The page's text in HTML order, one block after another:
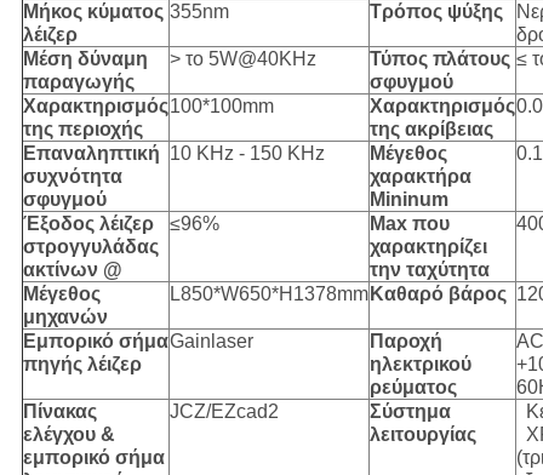
Μήκος κύματος
λέιζερ
355nm Τρόπος ψύξης
Μέση δύναμη
παραγωγής
> το 5W@40KHz
Τύπος πλάτους
σφυγμού
≤
Χαρακτηρισμός
της περιοχής
100*100mm
Χαρακτηρισμός
της ακρίβειας
Επαναληπτική
συχνότητα
σφυγμού
10 KHz - 150 KHz
Μέγεθος
χαρακτήρα
Mininum
Έξοδος λέιζερ
στρογγυλάδας
ακτίνων @
≤96%
Max που
χαρακτηρίζει
την ταχύτητα
Μέγεθος
μηχανών
L850*W650*H1378mm Καθαρό βάρος
Εμπορικό σήμα
πηγής λέιζερ
Gainlaser
Παροχή
ηλεκτρικού
ρεύματος
Πίνακας
ελέγχου &
εμπορικό σήμα
JCZ/EZcad2
Σύστημα
λειτουργίας